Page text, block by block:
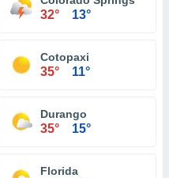
32° 13°
Cotopaxi
35° 11°
Durango
35° 15°
AirportFlorida